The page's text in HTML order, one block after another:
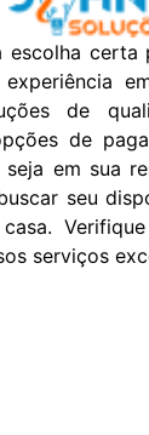
escolha certa
de
de
em sua
seu
serviços